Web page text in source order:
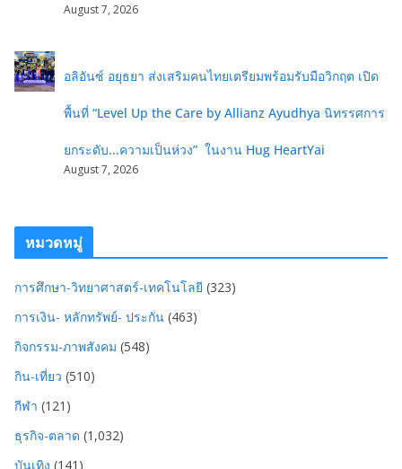
August 7, 2026
อลิอันซ์ อยุธยา ส่งเสริมคนไทยเตรียมพร้อมรับมือวิกฤต เปิด
พื้นที่ “Level Up the Care by Allianz Ayudhya นิทรรศการ
ยกระดับ...ความเป็นห่วง” ในงาน Hug HeartYai
August 7, 2026
หมวดหมู่
การศึกษา-วิทยาศาสตร์-เทคโนโลยี (323)
การเงิน- หลักทรัพย์- ประกัน (463)
กิจกรรม-ภาพสังคม (548)
กิน-เที่ยว (510)
กีฬา (121)
ธุรกิจ-ตลาด (1,032)
บันเทิง (141)